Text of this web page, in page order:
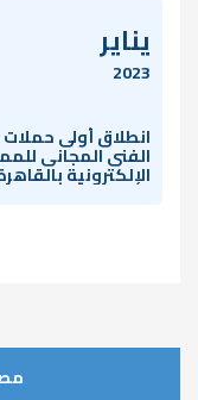
يناير
2023
انطلاق أولى حملات
الفنى المجانى
الإلكترونية